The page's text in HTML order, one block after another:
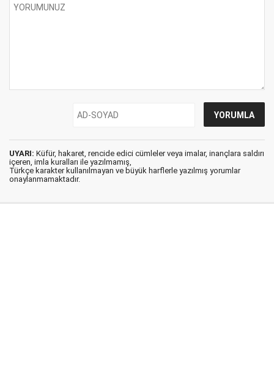
UYARI: Küfür, hakaret, rencide edici cümleler veya imalar, inançlara saldırı
içeren, imla kuralları ile yazılmamış,
Türkçe karakter kullanılmayan ve büyük harflerle yazılmış yorumlar
onaylanmamaktadır.